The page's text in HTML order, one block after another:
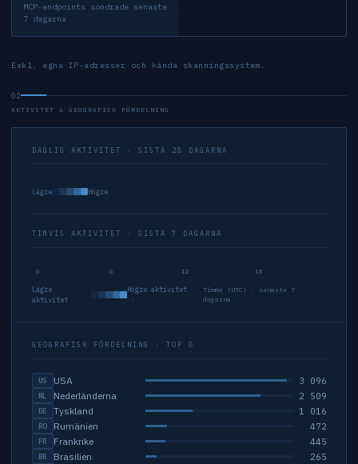
MCP-endpoints sondrade senaste
7 dagarna
Exkl. egna IP-adresser och kända skanningssystem.
02
AKTIVITET & GEOGRAFISK FÖRDELNING
DAGLIG AKTIVITET · SISTA 28 DAGARNA
Lägre Högre
TIMVIS AKTIVITET · SISTA 7 DAGARNA
0 6 12 18
Lägre
aktivitet
Högre aktivitet
·
Timme (UTC) · senaste 7
dagarna
GEOGRAFISK FÖRDELNING · TOP 8
US USA 3 096
NL Nederländerna 2 509
DE Tyskland 1 016
RO Rumänien 472
FR Frankrike 445
BR Brasilien 265